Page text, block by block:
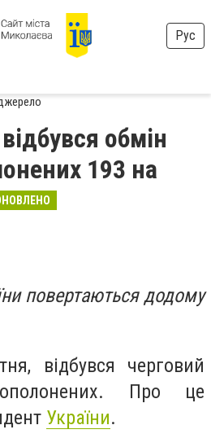
Рус
обмін
193 на
повертаються додому
відбувся черговий
Про це
України.